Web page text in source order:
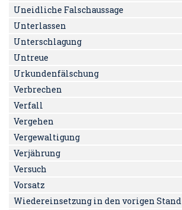
Uneidliche Falschaussage
Unterlassen
Unterschlagung
Untreue
Urkundenfälschung
Verbrechen
Verfall
Vergehen
Vergewaltigung
Verjährung
Versuch
Vorsatz
Wiedereinsetzung in den vorigen Stand